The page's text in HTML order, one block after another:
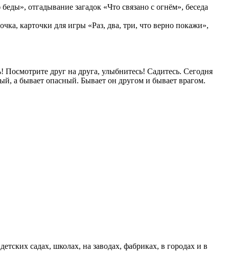
отгадывание загадок «Что связано с огнём», беседа
карточки для игры «Раз, два, три, что верно покажи»,
друг на друга, улыбнитесь! Садитесь. Сегодня
а бывает опасный. Бывает он другом и бывает врагом.
садах, школах, на заводах, фабриках, в городах и в